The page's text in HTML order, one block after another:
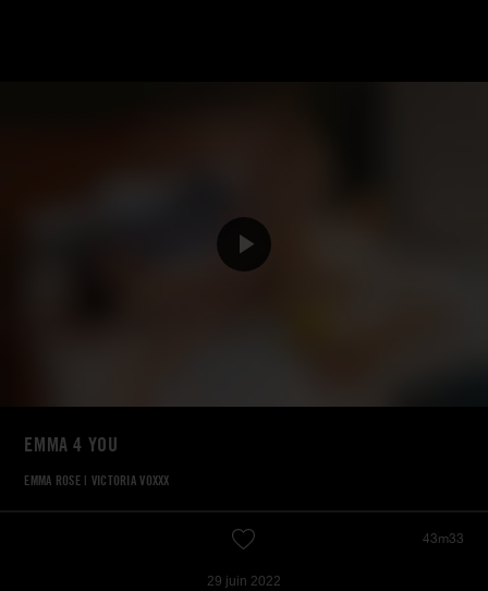
EMMA 4 YOU
EMMA ROSE| VICTORIA VOXXX
43m33
29 juin 2022